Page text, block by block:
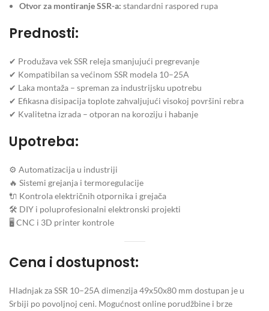
Otvor za montiranje SSR-a: standardni raspored rupa
Prednosti:
✔ Produžava vek SSR releja smanjujući pregrevanje
✔ Kompatibilan sa većinom SSR modela 10–25A
✔ Laka montaža – spreman za industrijsku upotrebu
✔ Efikasna disipacija toplote zahvaljujući visokoj površini rebra
✔ Kvalitetna izrada – otporan na koroziju i habanje
Upotreba:
⚙ Automatizacija u industriji
🔥 Sistemi grejanja i termoregulacije
🔌 Kontrola električnih otpornika i grejača
🛠 DIY i poluprofesionalni elektronski projekti
🖥 CNC i 3D printer kontrole
Cena i dostupnost:
Hladnjak za SSR 10–25A dimenzija 49x50x80 mm dostupan je u
Srbiji po povoljnoj ceni. Mogućnost online porudžbine i brze